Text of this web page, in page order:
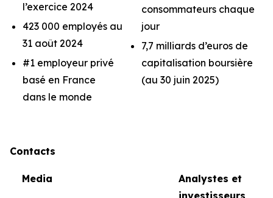
l’exercice 2024
423 000 employés au
31 août 2024
#1 employeur privé
basé en France
dans le monde
consommateurs chaque
jour
7,7 milliards d’euros de
capitalisation boursière
(au 30 juin 2025)
Contacts
Media
Analystes et
investisseurs